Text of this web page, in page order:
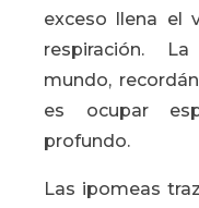
exceso llena el
respiración. La
mundo,
es ocupar
profundo.
Las ipomeas